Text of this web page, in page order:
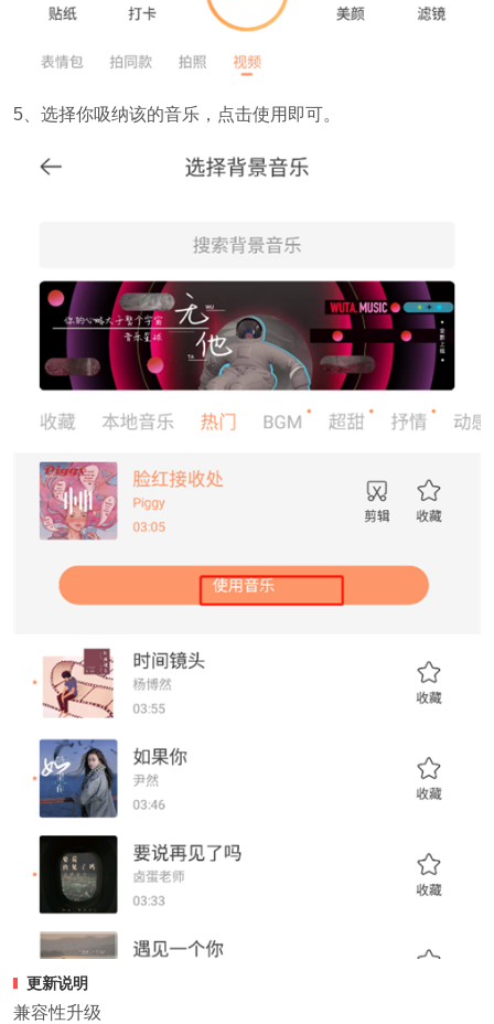
5、选择你吸纳该的音乐，点击使用即可。
更新说明
兼容性升级